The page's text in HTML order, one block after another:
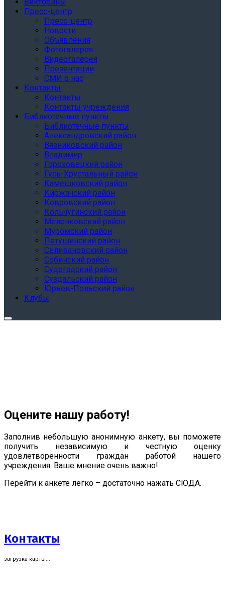
Викторины
Пресс-центр
Пресс-центр
Новости
Объявления
Фотогалерея
Видеогалерея
Презентации
СМИ о нас
Контакты
Контакты
Контакты учреждения
Библиотечные пункты
Библиотечные пункты
Александровский район
Вязниковский район
Владимир
Гороховецкий район
Гусь-Хрустальный район
Камешковский район
Киржачский район
Ковровский район
Кольчугинский район
Меленковский район
Муромский район
Петушинский район
Селивановский район
Собинский район
Судогодский район
Суздальский район
Юрьев-Польский район
Клубы
Оцените нашу работу!
Заполнив небольшую анонимную анкету, вы поможете
получить независимую и честную оценку
удовлетворенности граждан работой нашего
учреждения. Ваше мнение очень важно!
Перейти к анкете легко – достаточно нажать СЮДА.
Контакты
загрузка карты...